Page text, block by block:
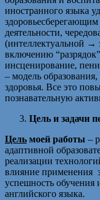
иностранного языка
деятельности,
(интеллектуальной
включению
инсценирование,
– модель
здоровья. Все это
познавательную
Цель и задачи
Цель моей работы –
адаптивной
реализации
влияние применения
успешность обучения
английского языка.